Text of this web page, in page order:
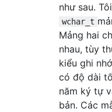
như sau.
wchar_t
Mảng hai
nhau, tùy
kiểu ghi
có độ dài
năm ký tự
bản. Các